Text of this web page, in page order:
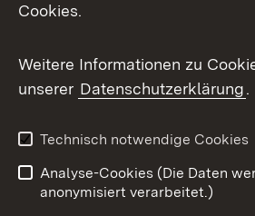
Messenger
Social Wall
X / Twitter
Youtube
Cookies.
Weitere Informationen zu
unserer Datenschutzerklärung.
Technisch notwendige Cookies
Analyse-Cookies (Die Daten
anonymisiert verarbeitet.)